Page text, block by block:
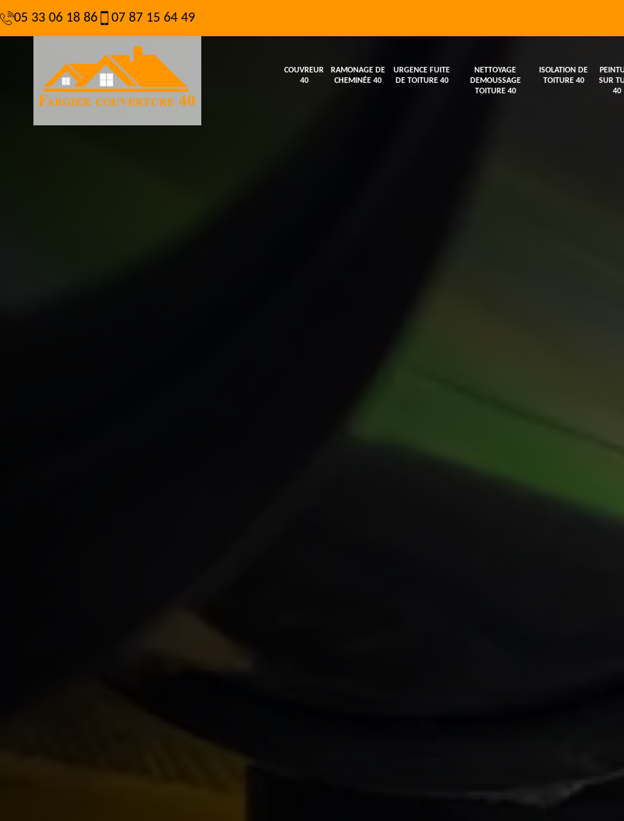
05 33 06 18 86 07 87 15 64 49
COUVREUR
40
RAMONAGE DE
CHEMINÉE 40
URGENCE FUITE
DE TOITURE 40
NETTOYAGE
DEMOUSSAGE
TOITURE 40
ISOLATION DE
TOITURE 40
SUR
40